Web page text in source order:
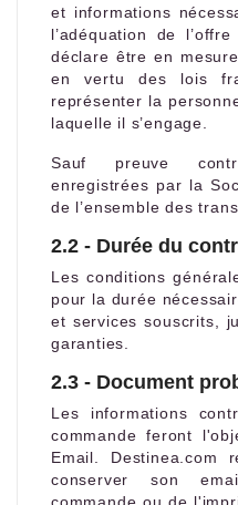
et informations
l’adéquation de
déclare être en
en vertu des lois
représenter la
laquelle il s’engage.
Sauf preuve
enregistrées par la
de l’ensemble des
2.2 - Durée du
Les conditions
pour la durée
et services souscrits,
garanties.
2.3 - Document
Les informations
commande feront
Email. Destinea.com
conserver son